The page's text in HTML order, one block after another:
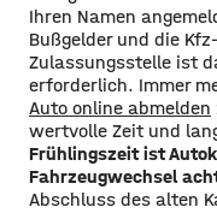
Ihren Namen
Bußgelder und die
Zulassungsstelle ist
erforderlich. Immer
Auto online abmelden
wertvolle Zeit und
Frühlingszeit ist
Fahrzeugwechsel
Abschluss des alten